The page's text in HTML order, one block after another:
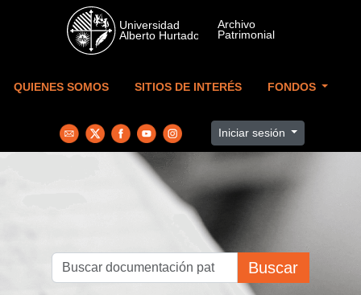
Skip to main content
QUIENES SOMOS SITIOS DE INTERÉS FONDOS
Iniciar sesión
Buscar